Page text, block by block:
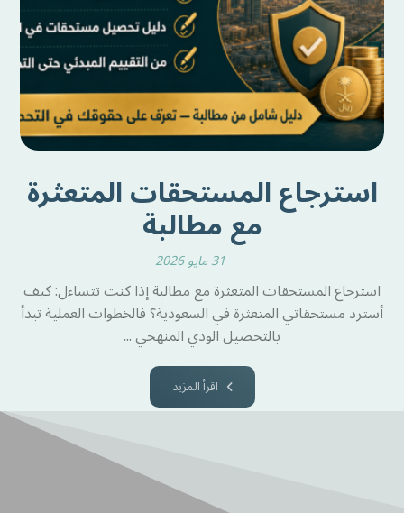
استرجاع المستحقات المتعثرة
مع مطالبة
31 مايو 2026
استرجاع المستحقات المتعثرة مع مطالبة إذا كنت تتساءل: كيف
أسترد مستحقاتي المتعثرة في السعودية؟ فالخطوات العملية تبدأ
بالتحصيل الودي المنهجي ...
اقرأ المزيد